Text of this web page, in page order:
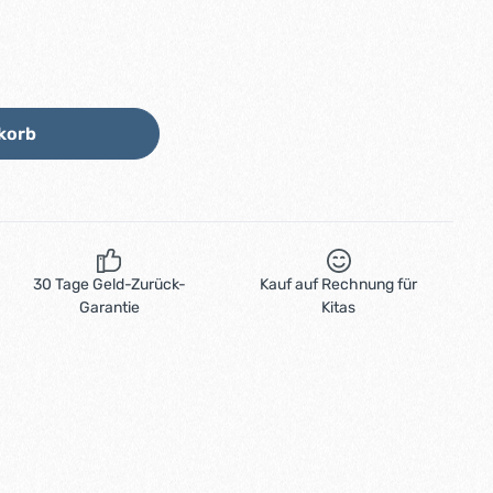
ein oder benutze die
30 Tage Geld-Zurück-
Garantie
Kauf auf Rechnung für
Kitas